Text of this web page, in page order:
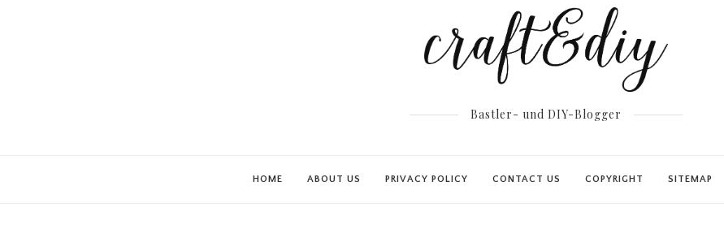
Bastler- und DIY-Blogger
HOME ABOUT US PRIVACY POLICY CONTACT US COPYRIGHT SITEMAP